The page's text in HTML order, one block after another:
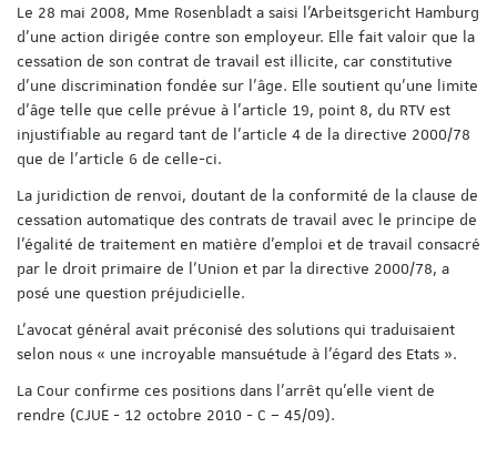
Le 28 mai 2008, Mme Rosenbladt a saisi l’Arbeitsgericht Hamburg
d’une action dirigée contre son employeur. Elle fait valoir que la
cessation de son contrat de travail est illicite, car constitutive
d’une discrimination fondée sur l’âge. Elle soutient qu’une limite
d’âge telle que celle prévue à l’article 19, point 8, du RTV est
injustifiable au regard tant de l’article 4 de la directive 2000/78
que de l’article 6 de celle-ci.
La juridiction de renvoi, doutant de la conformité de la clause de
cessation automatique des contrats de travail avec le principe de
l’égalité de traitement en matière d’emploi et de travail consacré
par le droit primaire de l’Union et par la directive 2000/78, a
posé une question préjudicielle.
L'avocat général avait préconisé des solutions qui traduisaient
selon nous « une incroyable mansuétude à l'égard des Etats ».
La Cour confirme ces positions dans l'arrêt qu'elle vient de
rendre (CJUE - 12 octobre 2010 - C – 45/09).